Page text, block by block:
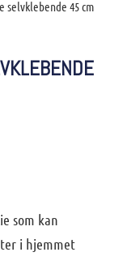
45 cm
som kan
i hjemmet